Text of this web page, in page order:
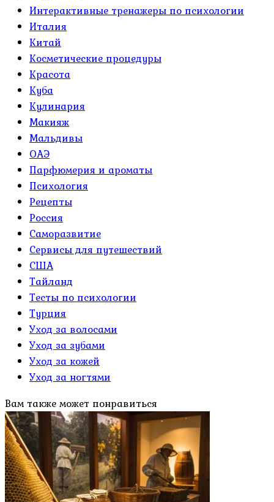
Интерактивные тренажеры по психологии
Италия
Китай
Косметические процедуры
Красота
Куба
Кулинария
Макияж
Мальдивы
ОАЭ
Парфюмерия и ароматы
Психология
Рецепты
Россия
Саморазвитие
Сервисы для путешествий
США
Тайланд
Тесты по психологии
Турция
Уход за волосами
Уход за зубами
Уход за кожей
Уход за ногтями
Вам также может понравиться